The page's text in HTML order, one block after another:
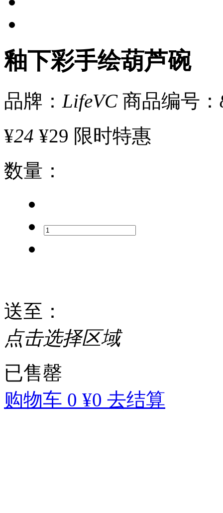
釉下彩手绘葫芦碗
品牌： LifeVC 商品编号：
¥24 ¥29 限时特惠
数量 ：
送至 ：
点击选择区域
已售罄
购物车 0 ¥0 去结算